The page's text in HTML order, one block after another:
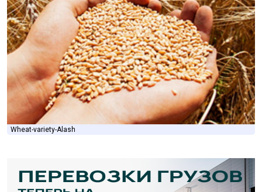
Wheat-variety-Alash